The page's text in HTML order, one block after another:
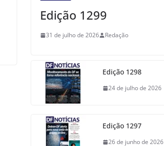
Edição 1299
31 de julho de 2026 Redação
Edição 1298
24 de julho de 2026
Edição 1297
26 de junho de 2026